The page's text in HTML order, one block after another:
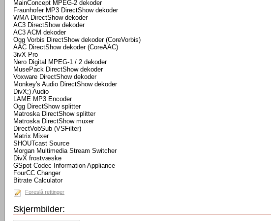
MainConcept MPEG-2 dekoder
Fraunhofer MP3 DirectShow dekoder
WMA DirectShow dekoder
AC3 DirectShow dekoder
AC3 ACM dekoder
Ogg Vorbis DirectShow dekoder (CoreVorbis)
AAC DirectShow dekoder (CoreAAC)
3ivX Pro
Nero Digital MPEG-1 / 2 dekoder
MusePack DirectShow dekoder
Voxware DirectShow dekoder
Monkey's Audio DirectShow dekoder
DivX;) Audio
LAME MP3 Encoder
Ogg DirectShow splitter
Matroska DirectShow splitter
Matroska DirectShow muxer
DirectVobSub (VSFilter)
Matrix Mixer
SHOUTcast Source
Morgan Multimedia Stream Switcher
DivX frostvæske
GSpot Codec Information Appliance
FourCC Changer
Bitrate Calculator
Foreslå rettinger
Skjermbilder: